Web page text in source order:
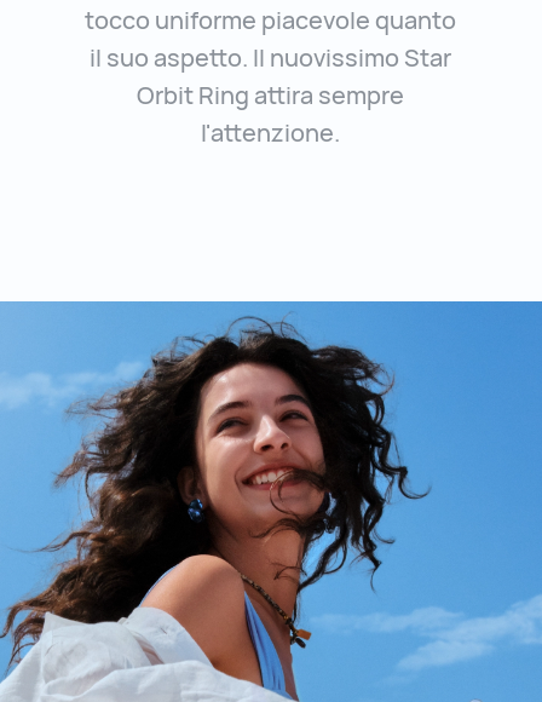
tocco uniforme piacevole quanto
il suo aspetto. Il nuovissimo Star
Orbit Ring attira sempre
l'attenzione.